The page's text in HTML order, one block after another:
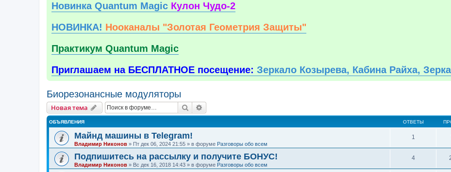
Новинка Quantum Magic Кулон Чудо-2
НОВИНКА! Нооканалы "Золотая Геометрия Защиты"
Практикум Quantum Magic
Приглашаем на БЕСПЛАТНОЕ посещение: Зеркало Козырева, Кабина Райха,
Биорезонансные модуляторы
Новая тема Поиск
ОБЪЯВЛЕНИЯ ОТВЕТЫ
Майнд машины в Telegram!
Владимир Никонов » Пт дек 06, 2024 21:55 » в форуме Разговоры обо всем
1
Подпишитесь на рассылку и получите БОНУС!
Владимир Никонов » Вс дек 16, 2018 14:43 » в форуме Разговоры обо всем
4